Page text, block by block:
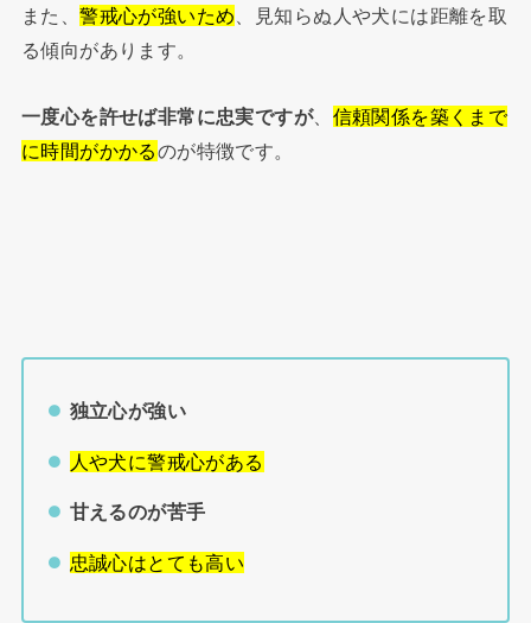
また、警戒心が強いため 、見知らぬ人や犬には距離を取
る傾向があります。
一度心を許せば非常に忠実ですが、 信頼関係を築くまで
に時間がかかるのが特徴です。
独立心が強い
人や犬に警戒心がある
甘えるのが苦手
忠誠心はとても高い